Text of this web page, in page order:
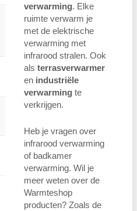
verwarming. Elke
ruimte verwarm je
met de elektrische
verwarming met
infrarood stralen. Ook
als terrasverwarmer
en industriële
verwarming te
verkrijgen.
Heb je vragen over
infrarood verwarming
of badkamer
verwarming. Wil je
meer weten over de
Warmteshop
producten? Zoals de